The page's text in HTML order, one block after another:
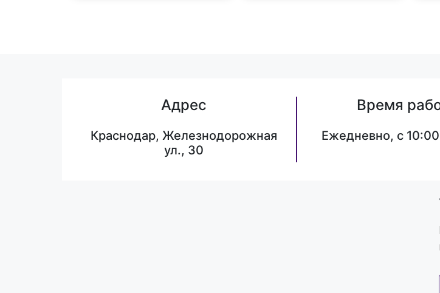
Адрес
Краснодар, Железнодорожная
ул., 30
Время
Ежедневно, с